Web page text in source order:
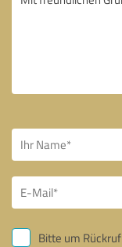
Bitte um Rückruf